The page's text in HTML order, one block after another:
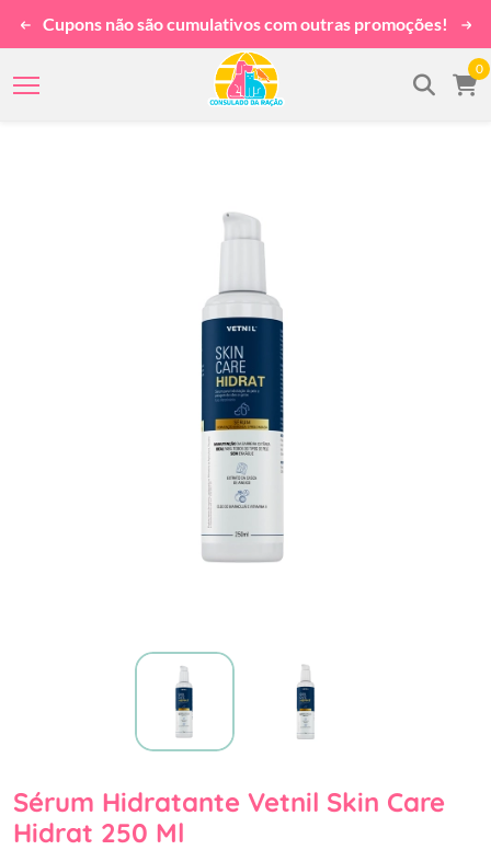
Cupons não são cumulativos com outras promoções!
0
Sérum Hidratante Vetnil Skin Care
Hidrat 250 Ml